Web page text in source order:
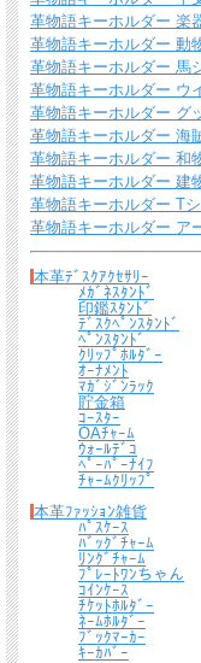
＊詳しくはこちらから
*有料ラッピング（M)
キーホルダーなど小さい品
ます。
*無料簡易ラッピング
通常のご購入でも、簡易ラ
たします。
送料について
革物語キーホルダー 楽
革物語キーホルダー 動
革物語キーホルダー 馬
革物語キーホルダー ウ
革物語キーホルダー グ
革物語キーホルダー 海
革物語キーホルダー 和
革物語キーホルダー 建
革物語キーホルダー T
革物語キーホルダー ア
本革ﾃﾞｽｸｱｸｾｻﾘｰ
ﾒｶﾞﾈｽﾀﾝﾄﾞ
印鑑ｽﾀﾝﾄﾞ
ﾃﾞｽｸﾍﾟﾝｽﾀﾝﾄﾞ
ﾍﾟﾝｽﾀﾝﾄﾞ
ｸﾘｯﾌﾟﾎﾙﾀﾞｰ
ｵｰﾅﾒﾝﾄ
ﾏｶﾞｼﾞﾝﾗｯｸ
貯金箱
ｺｰｽﾀｰ
OAﾁｬｰﾑ
ｳｫｰﾙﾃﾞｺ
ﾍﾟｰﾊﾟｰﾅｲﾌ
ﾁｬｰﾑｸﾘｯﾌﾟ
本革ﾌｧｯｼｮﾝ雑貨
ﾊﾟｽｹｰｽ
ﾊﾞｯｸﾞﾁｬｰﾑ
ﾘﾝｸﾞﾁｬｰﾑ
ﾌﾟﾚｰﾄﾜﾝちゃん
ｺｲﾝｹｰｽ
ﾁｹｯﾄﾎﾙﾀﾞｰ
ﾈｰﾑﾎﾙﾀﾞｰ
ﾌﾞｯｸﾏｰｶｰ
ｷｰｶﾊﾞｰ